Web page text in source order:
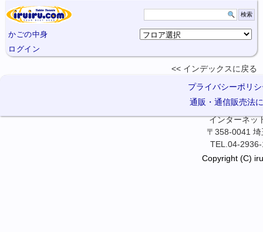
かごの中身
ログイン
インデックスに 戻る
プライバシーポリ
通販・通信販売法
インターネッ
〒358-0041
TEL.04-
Copyright (C)